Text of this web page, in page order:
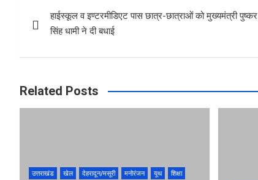
o
o
k
A
p
p
navigation
हाईस्कूल व इण्टरमीडिएट पास छात्र-छात्राओं को मुख्यमंत्री पुष्कर
सिंह धामी ने दी बधाई
Related Posts
उत्तराखंड खेल देहरादून/मसूरी मनोरंजन यूथ
शिक्षा